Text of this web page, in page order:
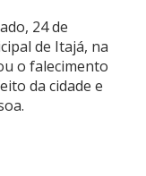
24 de
de Itajá, na
o falecimento
da cidade e